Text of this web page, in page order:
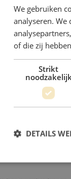
40 jaar ervaring
Privacy
klanten
We gebruiken
analyseren.
of die zij
Strikt
noodzakelijk
DETAILS